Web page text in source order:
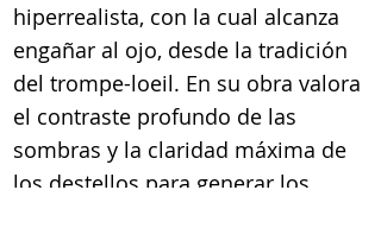
hiperrealista, con la cual alcanza
engañar al ojo, desde la tradición
del trompe-loeil. En su obra valora
el contraste profundo de las
sombras y la claridad máxima de
los destellos para generar los